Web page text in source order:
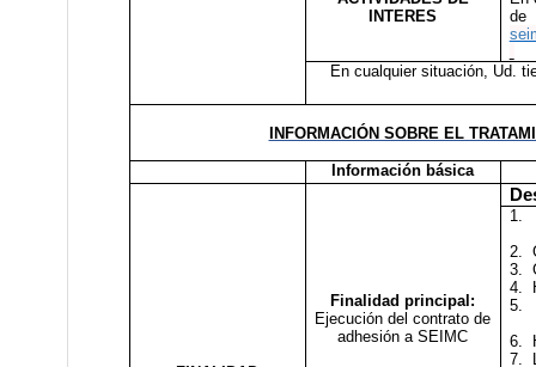
INTERES
de
En cualquier situación, Ud.
INFORMACIÓN SOBRE EL
Información básica
Finalidad principal:
Ejecución del contrato de
adhesión a SEIMC
1.
2.
3.
4.
5.
6.
7.